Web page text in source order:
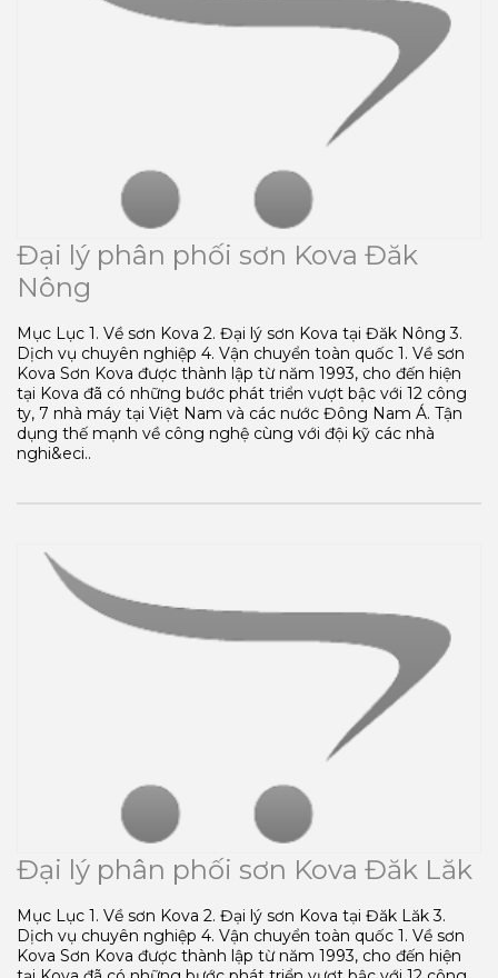
Đại lý phân phối sơn Kova Đăk
Nông
Mục Lục 1. Về sơn Kova 2. Đại lý sơn Kova tại Đăk Nông 3.
Dịch vụ chuyên nghiệp 4. Vận chuyển toàn quốc 1. Về sơn
Kova Sơn Kova được thành lập từ năm 1993, cho đến hiện
tại Kova đã có những bước phát triển vượt bậc với 12 công
ty, 7 nhà máy tại Việt Nam và các nước Đông Nam Á. Tận
dụng thế mạnh về công nghệ cùng với đội kỹ các nhà
nghi&eci..
Đại lý phân phối sơn Kova Đăk Lăk
Mục Lục 1. Về sơn Kova 2. Đại lý sơn Kova tại Đăk Lăk 3.
Dịch vụ chuyên nghiệp 4. Vận chuyển toàn quốc 1. Về sơn
Kova Sơn Kova được thành lập từ năm 1993, cho đến hiện